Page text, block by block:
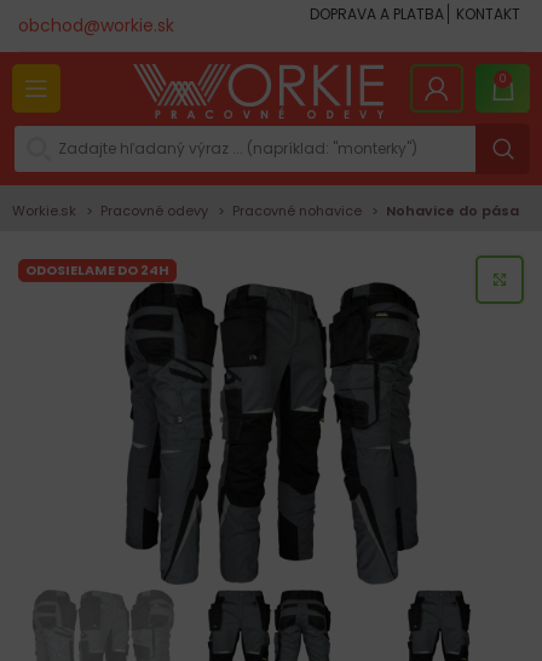
obchod@workie.sk DOPRAVA A PLATBA KONTAKT
0
Workie.sk Pracovné odevy Pracovné nohavice Nohavice do pása
ODOSIELAME DO 24H